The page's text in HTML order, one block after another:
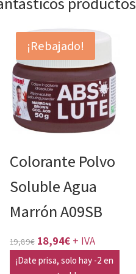
¡Rebajado!
Colorante Polvo
Soluble Agua
Marrón A09SB
19,89€ El
precio
18,94€El
precio
+ IVA
¡Date prisa, solo hay -2 en